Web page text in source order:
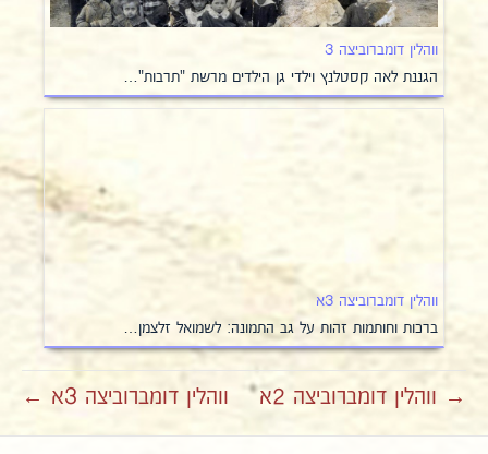
ווהלין דומברוביצה 3
הגננת לאה קסטלנץ וילדי גן הילדים מרשת "תרבות"…
ווהלין דומברוביצה 3א
ברכות וחותמות זהות על גב התמונה: לשמואל זלצמן…
→ ווהלין דומברוביצה 2א ווהלין דומברוביצה 3א ←